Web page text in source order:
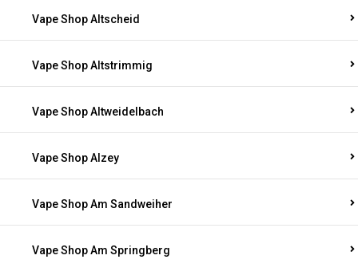
Vape Shop Altscheid
Vape Shop Altstrimmig
Vape Shop Altweidelbach
Vape Shop Alzey
Vape Shop Am Sandweiher
Vape Shop Am Springberg